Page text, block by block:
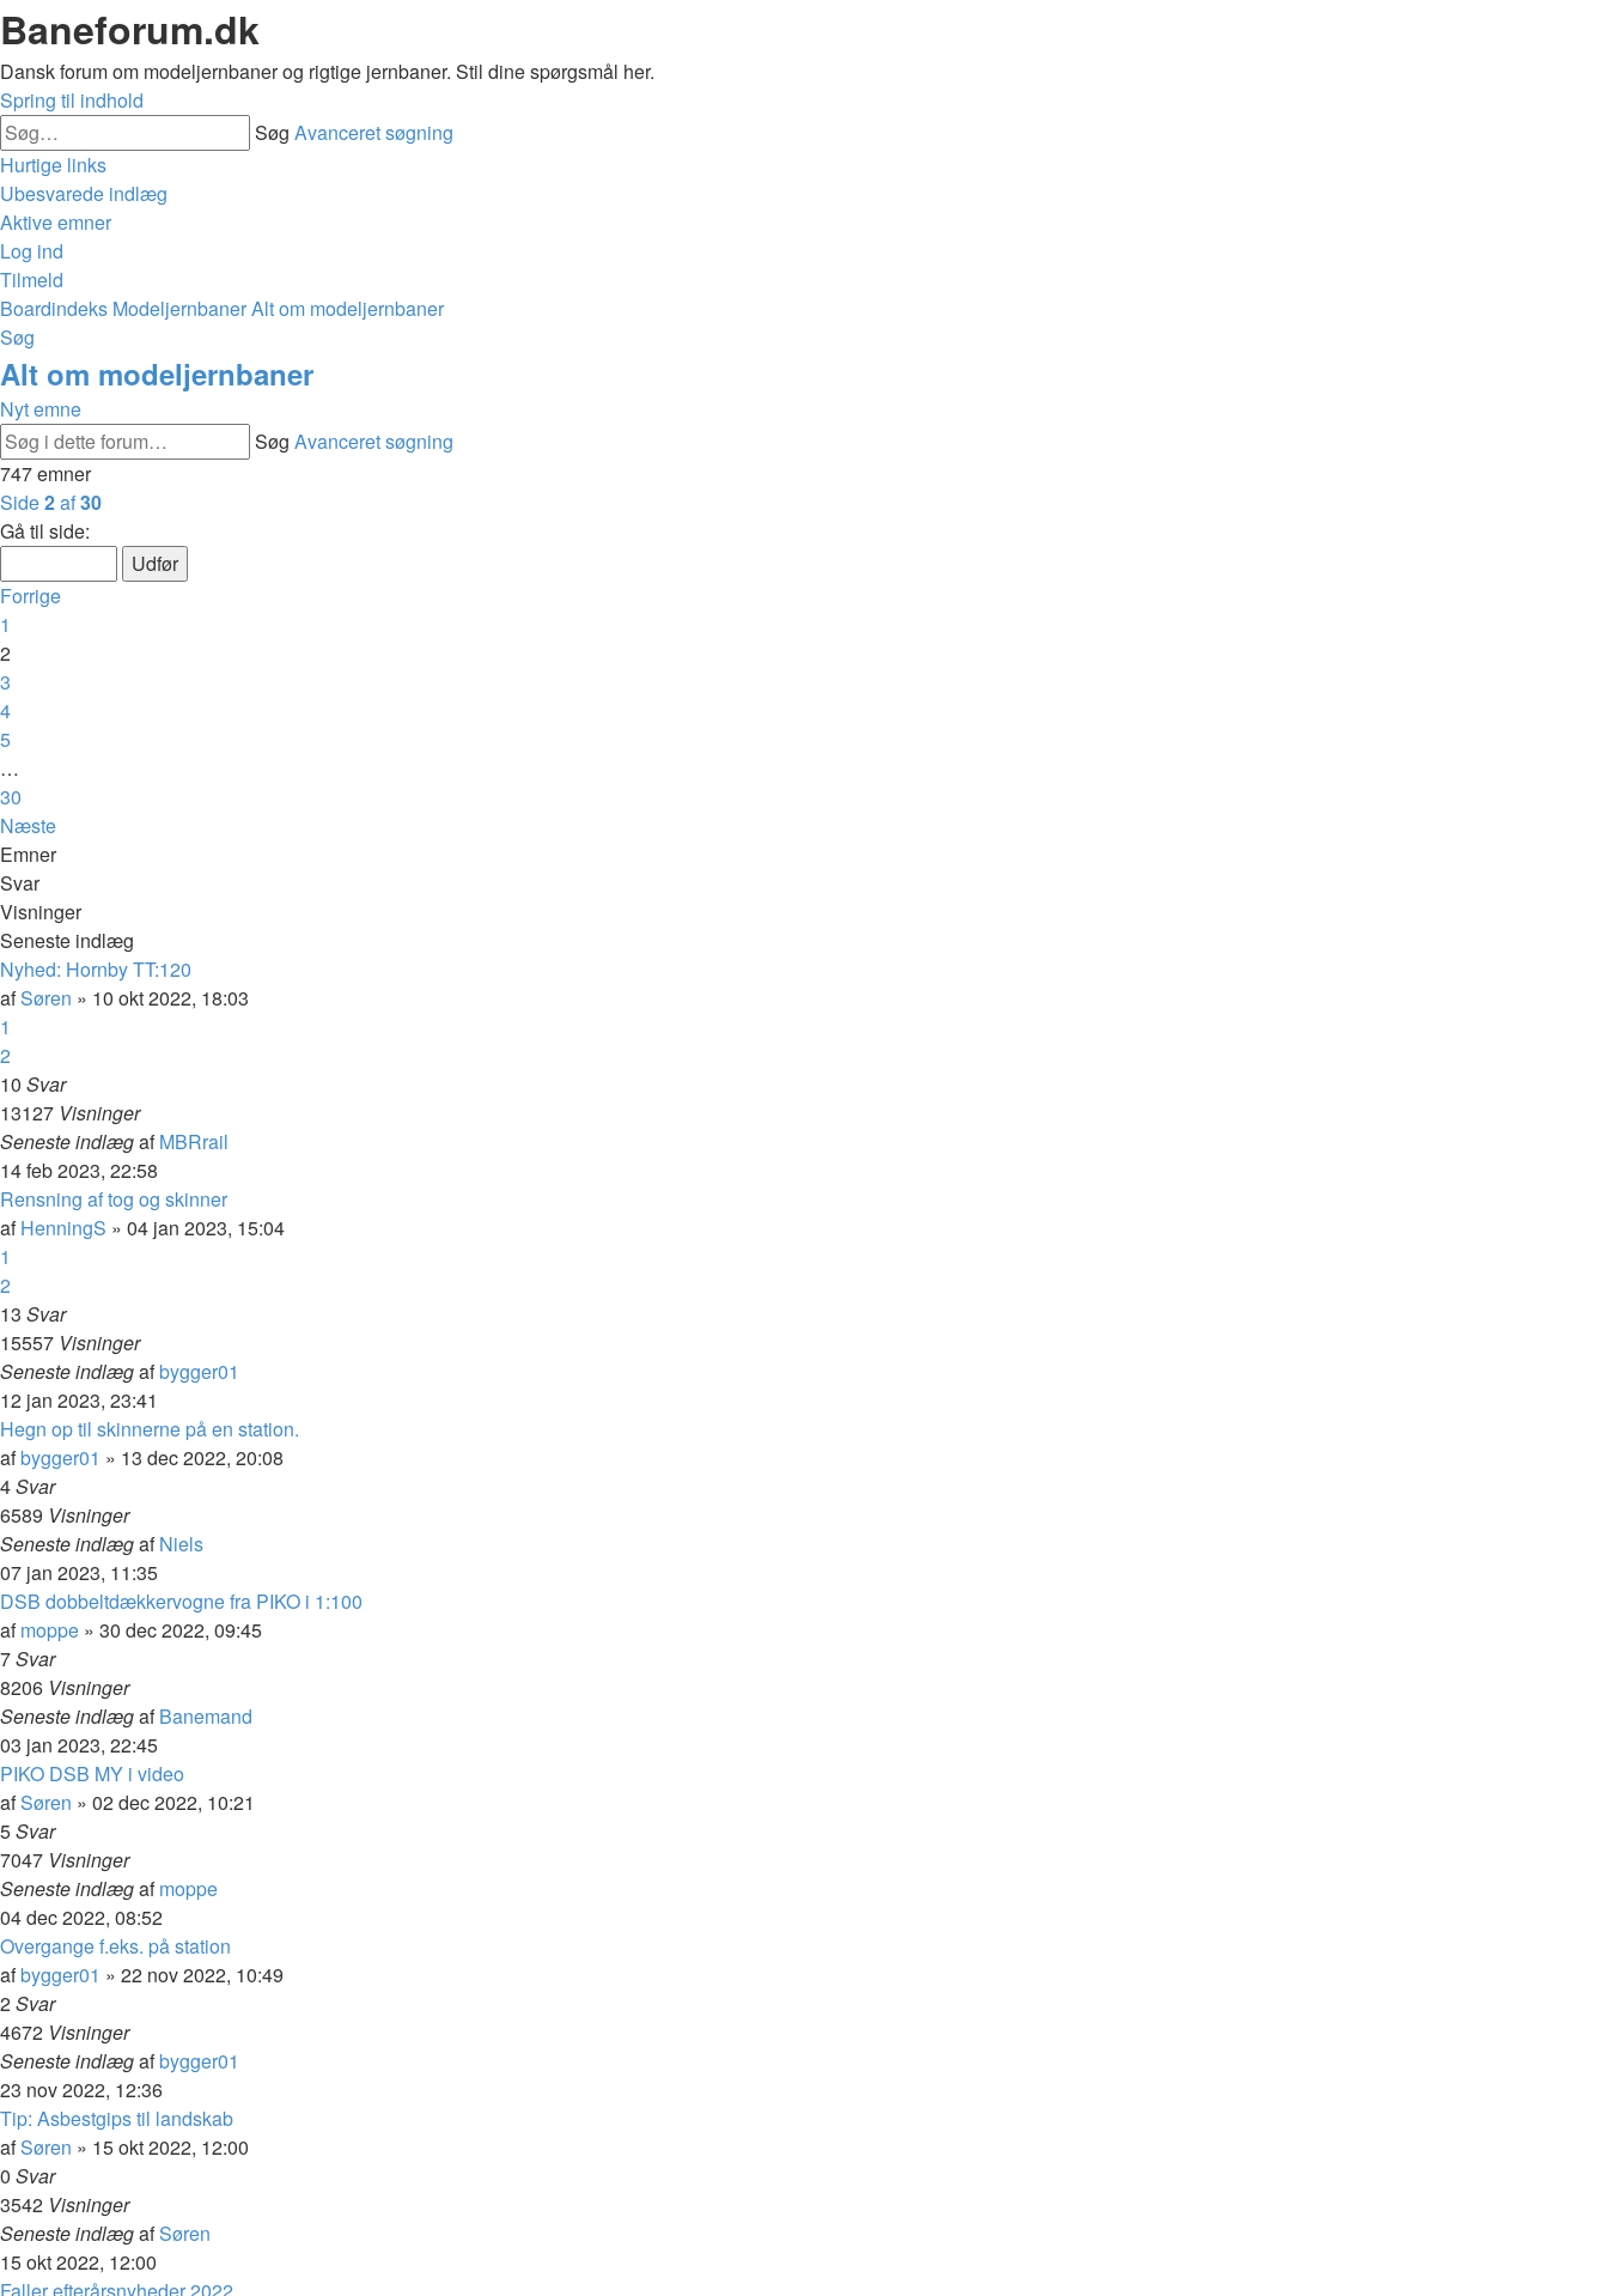
Baneforum.dk
Dansk forum om modeljernbaner og rigtige jernbaner. Stil dine spørgsmål her.
Spring til indhold
Søg Avanceret søgning
Hurtige links
Ubesvarede indlæg
Aktive emner
Log ind
Tilmeld
Boardindeks ModeljernbanerAlt om modeljernbaner
Søg
Alt om modeljernbaner
Nyt emne
Søg Avanceret søgning
747 emner
Side2af30
Gå til side:
Forrige
1
2
3
4
5
…
30
Næste
Emner
Svar
Visninger
Seneste indlæg
Nyhed: Hornby TT:120
afSøren » 10 okt 2022, 18:03
1
2
10 Svar
13127 Visninger
Seneste indlægafMBRrail
14 feb 2023, 22:58
Rensning af tog og skinner
afHenningS » 04 jan 2023, 15:04
1
2
13 Svar
15557 Visninger
Seneste indlægafbygger01
12 jan 2023, 23:41
Hegn op til skinnerne på en station.
afbygger01 » 13 dec 2022, 20:08
4Svar
6589 Visninger
Seneste indlægafNiels
07 jan 2023, 11:35
DSB dobbeltdækkervogne fra PIKO i 1:100
afmoppe » 30 dec 2022, 09:45
7Svar
8206 Visninger
Seneste indlægafBanemand
03 jan 2023, 22:45
PIKO DSB MY i video
afSøren » 02 dec 2022, 10:21
5Svar
7047 Visninger
Seneste indlægafmoppe
04 dec 2022, 08:52
Overgange f.eks. på station
afbygger01 » 22 nov 2022, 10:49
2Svar
4672 Visninger
Seneste indlægafbygger01
23 nov 2022, 12:36
Tip: Asbestgips til landskab
afSøren » 15 okt 2022, 12:00
0 Svar
3542 Visninger
Seneste indlægafSøren
15 okt 2022, 12:00